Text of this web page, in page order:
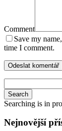
Comment
Save my
time I comment.
Search
Searching is in
Nejnovější